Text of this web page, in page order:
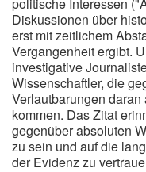
Diskussionen über
erst mit zeitlichem
Vergangenheit ergibt.
investigative
Wissenschaftler, die
Verlautbarungen
kommen. Das Zitat
gegenüber absoluten
zu sein und auf die
der Evidenz zu